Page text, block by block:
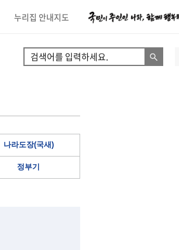
누리집 안내지도
나라도장(국새)
정부기